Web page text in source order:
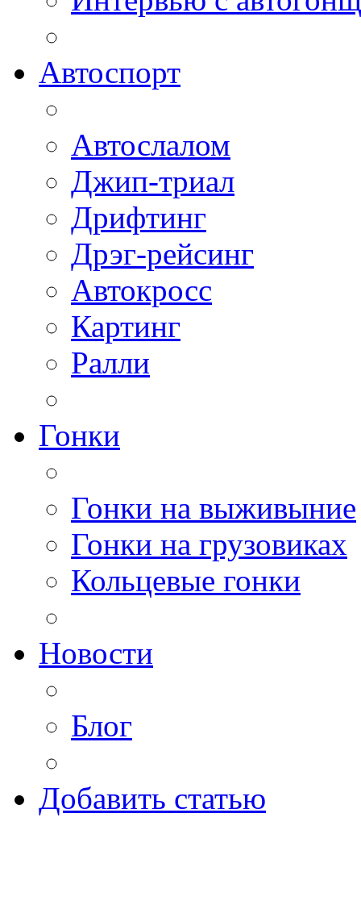
Автоспорт
Автослалом
Джип-триал
Дрифтинг
Дрэг-рейсинг
Автокросс
Картинг
Ралли
Гонки
Гонки на выживыние
Гонки на грузовиках
Кольцевые гонки
Новости
Блог
Добавить статью